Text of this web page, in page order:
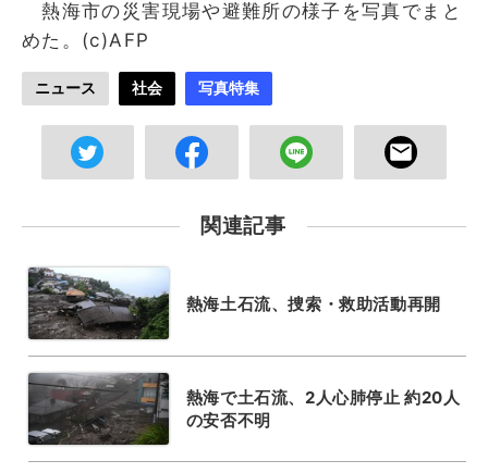
熱海市の災害現場や避難所の様子を写真でまと
めた。(c)AFP
ニュース 社会 写真特集
関連記事
熱海土石流、捜索・救助活動再開
熱海で土石流、2人心肺停止 約20人
の安否不明